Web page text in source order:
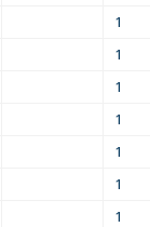
1
1
1
1
1
1
1